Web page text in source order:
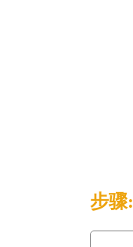
步骤: